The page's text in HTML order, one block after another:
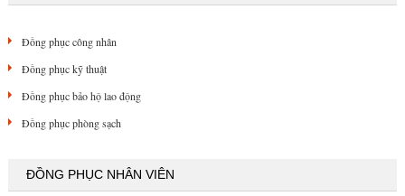
Đồng phục công nhân
Đồng phục kỹ thuật
Đồng phục bảo hộ lao động
Đồng phục phòng sạch
ĐỒNG PHỤC NHÂN VIÊN